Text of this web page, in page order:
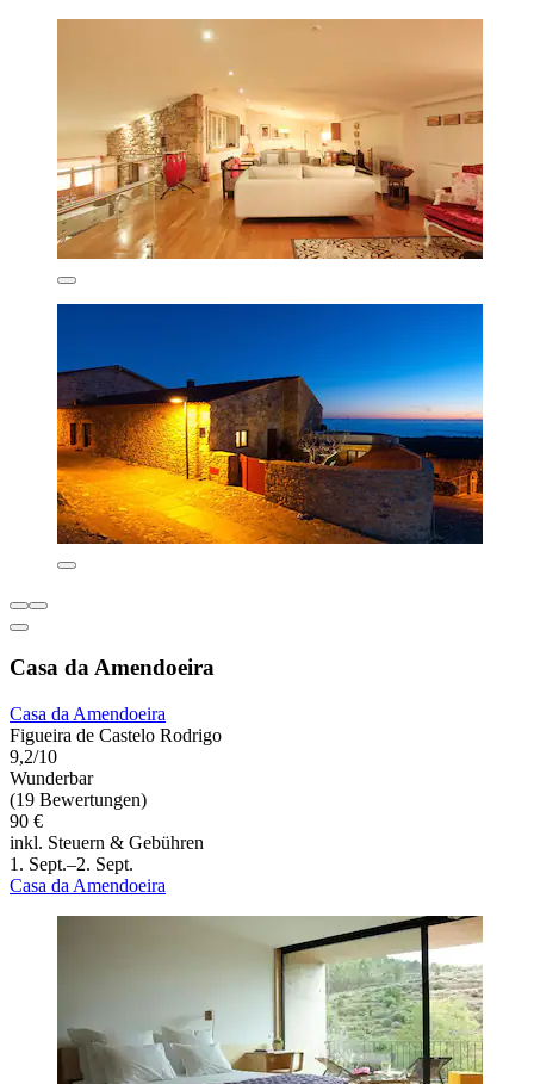
Casa da Amendoeira
Casa da Amendoeira
Figueira de Castelo Rodrigo
9,2/10
Wunderbar
(19 Bewertungen)
90 €
inkl. Steuern & Gebühren
1. Sept.–2. Sept.
Casa da Amendoeira